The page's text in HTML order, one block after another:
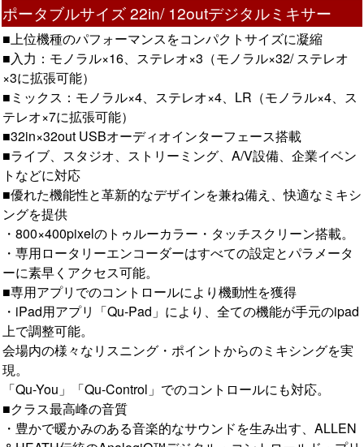
ポータブルサイズ 22in/ 12outデジタルミキサー
■上位機種のパフォーマンスをコンパクトサイズに凝縮
■入力：モノラル×16、ステレオ×3（モノラル×32/ ステレオ
×3に拡張可能）
■ミックス：モノラル×4、ステレオ×4、LR（モノラル×4、ス
テレオ×7に拡張可能）
■32in×32out USBオーディオインターフェース搭載
■ライブ、スタジオ、ストリーミング、A/V設備、企業イベン
トなどに対応
■優れた機能性と革新的なデザインを兼ね備え、快適なミキシ
ングを提供
・800×400pixelのトゥルーカラー・タッチスクリーン搭載。
・専用ロータリーエンコーダーはすべての設定とパラメータ
ーに素早くアクセス可能。
■専用アプリでのコントロールにより機動性を獲得
・iPad用アプリ「Qu-Pad」により、全ての機能が手元のipad
上で調整可能。
会場内の様々なリスニング・ポイントからのミキシングを実
現。
「Qu-You」「Qu-Control」でのコントロールにも対応。
■クラス最高峰の音質
・豊かで暖かみのある音楽的なサウンドを生み出す、ALLEN